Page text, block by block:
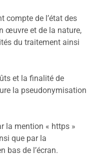
compte de l’état des
œuvre et de la nature,
du traitement ainsi
et la finalité de
la pseudonymisation
la mention « https »
que par la
bas de l’écran.